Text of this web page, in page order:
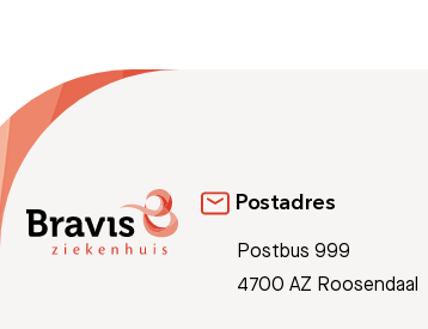
Postadres
Postbus 999
4700 AZ Roosendaal